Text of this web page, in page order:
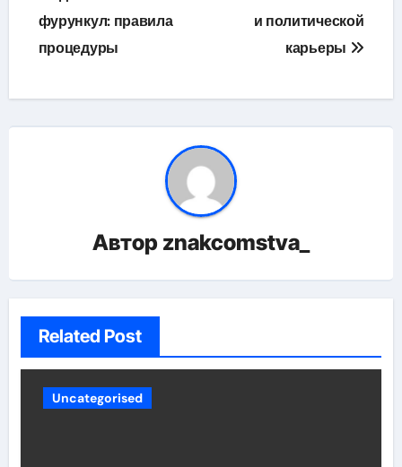
записям
фурункул: правила
процедуры
и политической
карьеры
Автор znakcomstva_
Related Post
Uncategorised